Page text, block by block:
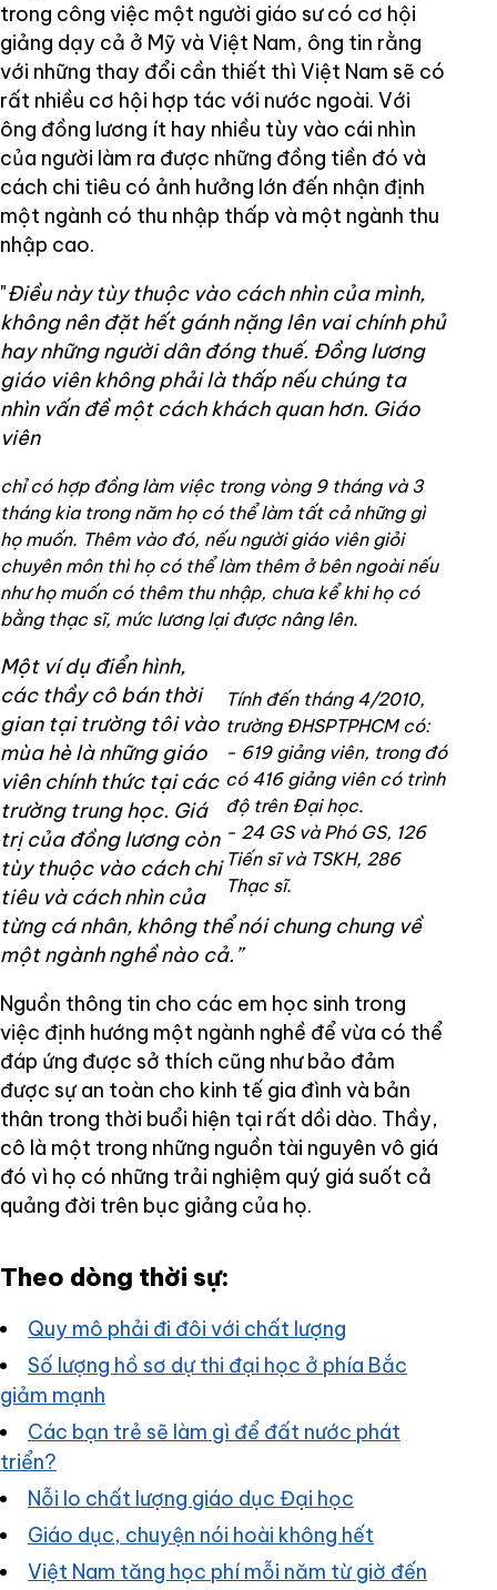
trong công việc một người giáo sư có cơ hội
giảng dạy cả ở Mỹ và Việt Nam, ông tin rằng
với những thay đổi cần thiết thì Việt Nam sẽ có
rất nhiều cơ hội hợp tác với nước ngoài. Với
ông đồng lương ít hay nhiều tùy vào cái nhìn
của người làm ra được những đồng tiền đó và
cách chi tiêu có ảnh hưởng lớn đến nhận định
một ngành có thu nhập thấp và một ngành thu
nhập cao.
"Điều này tùy thuộc vào cách nhìn của mình,
không nên đặt hết gánh nặng lên vai chính phủ
hay những người dân đóng thuế. Đồng lương
giáo viên không phải là thấp nếu chúng ta
nhìn vấn đề một cách khách quan hơn. Giáo
viên
chỉ có hợp đồng làm việc trong vòng 9 tháng và 3
tháng kia trong năm họ có thể làm tất cả những gì
họ muốn. Thêm vào đó, nếu người giáo viên giỏi
chuyên môn thì họ có thể làm thêm ở bên ngoài nếu
như họ muốn có thêm thu nhập, chưa kể khi họ có
bằng thạc sĩ, mức lương lại được nâng lên.
Tính đến tháng 4/2010,
trường ĐHSPTPHCM có:
- 619 giảng viên, trong đó
có 416 giảng viên có trình
độ trên Đại học.
- 24 GS và Phó GS, 126
Tiến sĩ và TSKH, 286
Thạc sĩ.
Một ví dụ điển hình,
các thầy cô bán thời
gian tại trường tôi vào
mùa hè là những giáo
viên chính thức tại các
trường trung học. Giá
trị của đồng lương còn
tùy thuộc vào cách chi
tiêu và cách nhìn của
từng cá nhân, không thể nói chung chung về
một ngành nghề nào cả.”
Nguồn thông tin cho các em học sinh trong
việc định hướng một ngành nghề để vừa có thể
đáp ứng được sở thích cũng như bảo đảm
được sự an toàn cho kinh tế gia đình và bản
thân trong thời buổi hiện tại rất dồi dào. Thầy,
cô là một trong những nguồn tài nguyên vô giá
đó vì họ có những trải nghiệm quý giá suốt cả
quảng đời trên bục giảng của họ.
Theo dòng thời sự:
Quy mô phải đi đôi với chất lượng
Số lượng hồ sơ dự thi đại học ở phía Bắc
giảm mạnh
Các bạn trẻ sẽ làm gì để đất nước phát
triển?
Nỗi lo chất lượng giáo dục Đại học
Giáo dục, chuyện nói hoài không hết
Việt Nam tăng học phí mỗi năm từ giờ đến